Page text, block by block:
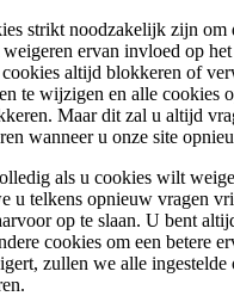
strikt noodzakelijk zijn om
ervan invloed op
altijd blokkeren of
te wijzigen en alle cookies
Maar dit zal u altijd
wanneer u onze site
als u cookies wilt
u telkens opnieuw vragen
op te slaan. U bent
cookies om een betere
zullen we alle ingestelde